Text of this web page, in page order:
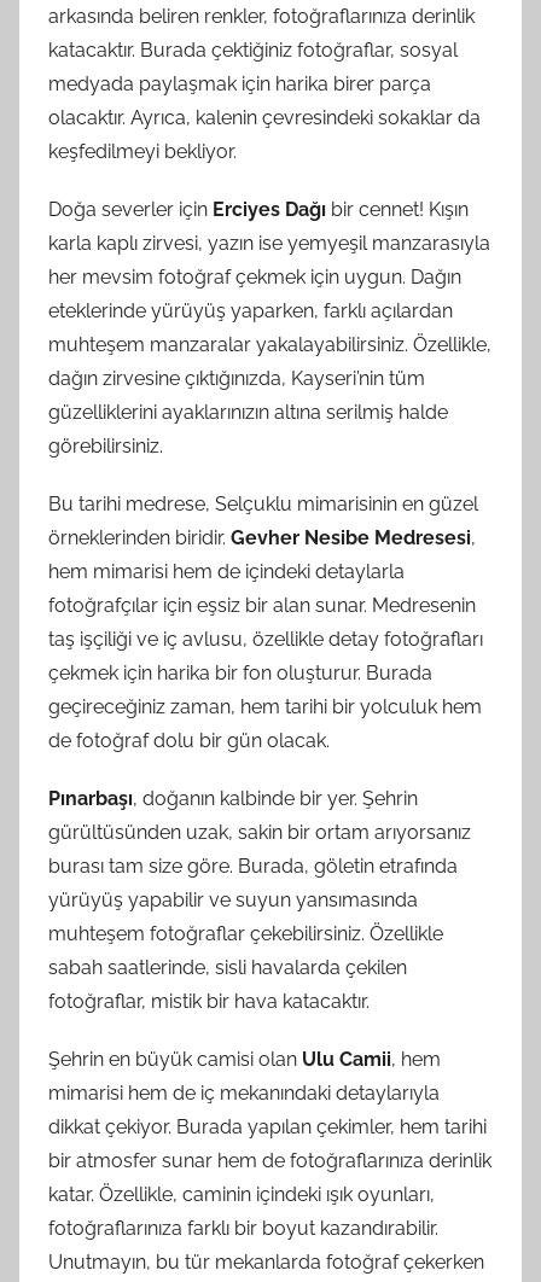
arkasında beliren renkler, fotoğraflarınıza derinlik
katacaktır. Burada çektiğiniz fotoğraflar, sosyal
medyada paylaşmak için harika birer parça
olacaktır. Ayrıca, kalenin çevresindeki sokaklar da
keşfedilmeyi bekliyor.
Doğa severler için Erciyes Dağı bir cennet! Kışın
karla kaplı zirvesi, yazın ise yemyeşil manzarasıyla
her mevsim fotoğraf çekmek için uygun. Dağın
eteklerinde yürüyüş yaparken, farklı açılardan
muhteşem manzaralar yakalayabilirsiniz. Özellikle,
dağın zirvesine çıktığınızda, Kayseri’nin tüm
güzelliklerini ayaklarınızın altına serilmiş halde
görebilirsiniz.
Bu tarihi medrese, Selçuklu mimarisinin en güzel
örneklerinden biridir. Gevher Nesibe Medresesi,
hem mimarisi hem de içindeki detaylarla
fotoğrafçılar için eşsiz bir alan sunar. Medresenin
taş işçiliği ve iç avlusu, özellikle detay fotoğrafları
çekmek için harika bir fon oluşturur. Burada
geçireceğiniz zaman, hem tarihi bir yolculuk hem
de fotoğraf dolu bir gün olacak.
Pınarbaşı, doğanın kalbinde bir yer. Şehrin
gürültüsünden uzak, sakin bir ortam arıyorsanız
burası tam size göre. Burada, göletin etrafında
yürüyüş yapabilir ve suyun yansımasında
muhteşem fotoğraflar çekebilirsiniz. Özellikle
sabah saatlerinde, sisli havalarda çekilen
fotoğraflar, mistik bir hava katacaktır.
Şehrin en büyük camisi olan Ulu Camii, hem
mimarisi hem de iç mekanındaki detaylarıyla
dikkat çekiyor. Burada yapılan çekimler, hem tarihi
bir atmosfer sunar hem de fotoğraflarınıza derinlik
katar. Özellikle, caminin içindeki ışık oyunları,
fotoğraflarınıza farklı bir boyut kazandırabilir.
Unutmayın, bu tür mekanlarda fotoğraf çekerken